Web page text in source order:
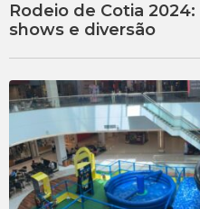
Rodeio de Cotia
shows e diversão